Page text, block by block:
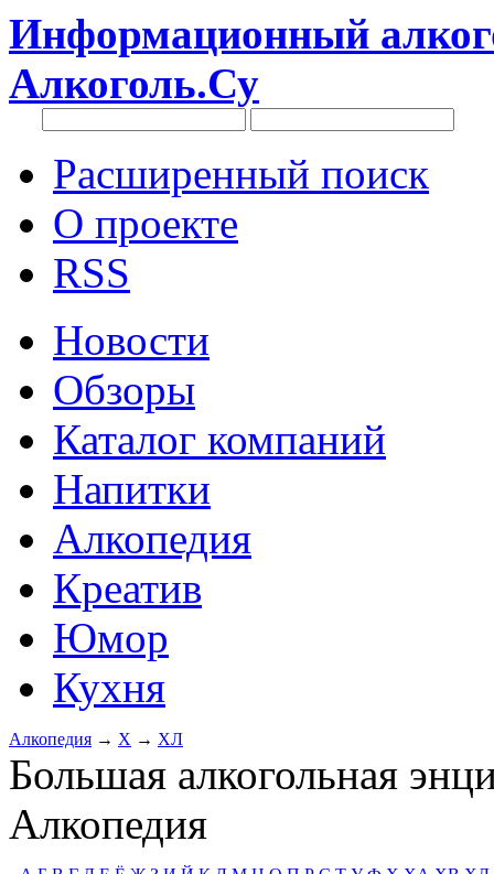
Информационный
Алкоголь.Су
Расширенный поиск
О проекте
RSS
Новости
Обзоры
Каталог компаний
Напитки
Алкопедия
Креатив
Юмор
Кухня
Алкопедия → Х → ХЛ
Большая алкогольная
Алкопедия